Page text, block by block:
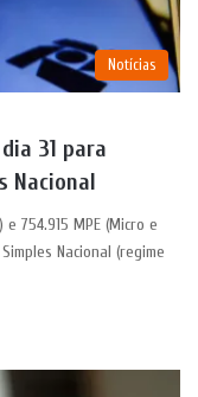
Notícias
31 para
Nacional
e 754.915 MPE (Micro e
Nacional (regime